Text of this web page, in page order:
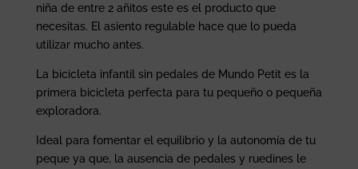
niña de entre 2 añitos este es el producto que
necesitas. El asiento regulable hace que lo pueda
utilizar mucho antes.
La bicicleta infantil sin pedales de Mundo Petit es la
primera bicicleta perfecta para tu pequeño o pequeña
exploradora.
Ideal para fomentar el equilibrio y la autonomía de tu
peque ya que, la ausencia de pedales y ruedines le